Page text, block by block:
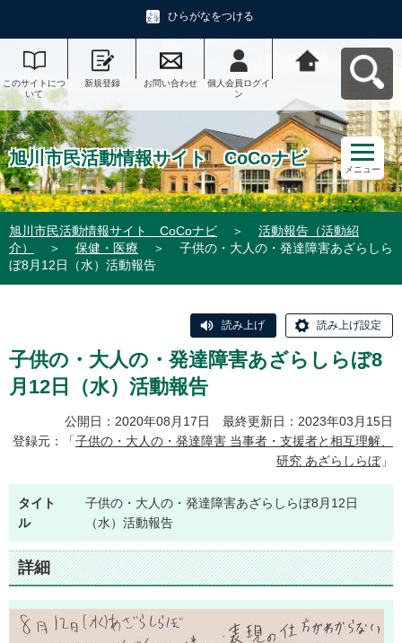
ひらがなをつける
このサイトにつ
いて
新規登録 お問い合わせ
個人会員ログイ
ン
ナビへ戻る
旭川市民活動情報サイト CoCoナビ
メニュー
旭川市民活動情報サイト CoCoナビ ＞
活動報告（活動紹
介）
＞ 保健・医療 ＞
子供の・大人の・発達障害あざらしら
ぼ8月12日（水）活動報告
読み上げ 読み上げ設定
子供の・大人の・発達障害あざらしらぼ8
月12日（水）活動報告
公開日：2020年08月17日 最終更新日：2023年03月15日
登録元：「子供の・大人の・発達障害 当事者・支援者と相互理解、
研究 あざらしらぼ」
タイト
ル
子供の・大人の・発達障害あざらしらぼ8月12日
（水）活動報告
詳細